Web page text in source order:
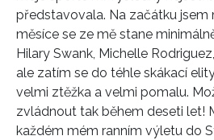
představovala. Na začátku jsem
měsíce se ze mě stane
Hilary Swank, Michelle
ale zatím se do téhle skákací
velmi ztěžka a velmi pomalu.
zvládnout tak během deseti let!
každém mém ranním výletu do